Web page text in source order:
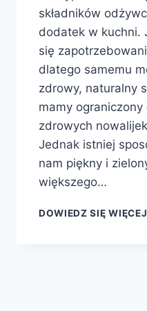
składników
dodatek w kuchni.
się
dlatego samemu
zdrowy, naturalny
mamy
zdrowych
Jednak istniej
nam piękny i
większego…
DOWIEDZ SIĘ WIĘCEJ